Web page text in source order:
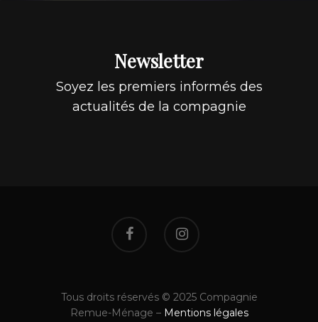
Newsletter
Soyez les premiers informés des
actualités de la compagnie
Tous droits réservés © 2025 Compagnie
Remue-Ménage – Mentions légales